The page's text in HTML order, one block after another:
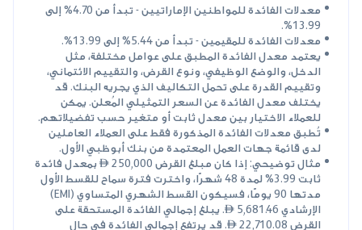
معدلات الفائدة للمواطنين الإماراتيين - تبدأ من 4.70% إلى
13.99%.
معدلات الفائدة للمقيمين - تبدأ من 5.44% إلى 13.99%.
يعتمد معدل الفائدة المطبق على عوامل مختلفة، مثل
الدخل، والوضع الوظيفي، ونوع القرض، والتقييم الائتماني،
وتقييم القدرة على تحمل التكاليف الذي يجريه البنك. قد
يختلف معدل الفائدة عن السعر التمثيلي المُعلن. يمكن
للعملاء الاختيار بين معدل ثابت أو متغير حسب تفضيلاتهم.
تُطبق معدلات الفائدة المذكورة فقط على العملاء العاملين
لدى قائمة جهات العمل المعتمدة من بنك أبوظبي الأول.
مثال توضيحي: إذا كان مبلغ القرض 250,000  بمعدل فائدة
ثابت 3.99% لمدة 48 شهرًا، واخترت فترة سماح للقسط الأول
مدتها 90 يومًا، فسيكون القسط الشهري المتساوي (EMI)
الإرشادي 5,681.46 . يبلغ إجمالي الفائدة المستحقة على
القرض 22,710.08 . قد يرتفع إجمالي الفائدة في حال